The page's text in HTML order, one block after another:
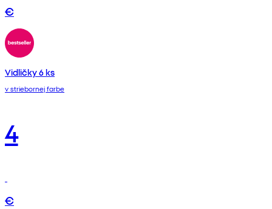
€
Vidličky 6 ks
v striebornej farbe
4
€